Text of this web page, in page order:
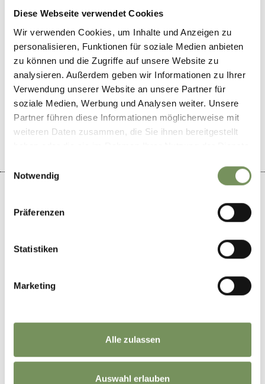
Diese Webseite verwendet Cookies
Wir verwenden Cookies, um Inhalte und Anzeigen zu
personalisieren, Funktionen für soziale Medien anbieten
zu können und die Zugriffe auf unsere Website zu
analysieren. Außerdem geben wir Informationen zu Ihrer
Verwendung unserer Website an unsere Partner für
soziale Medien, Werbung und Analysen weiter. Unsere
Partner führen diese Informationen möglicherweise mit
weiteren Daten zusammen, die Sie ihnen bereitgestellt
Notwendig
Präferenzen
Statistiken
Marketing
Alle zulassen
Auswahl erlauben
T+39 0473 967342
DID YOU FIND THIS CONTENT HELPFUL?
YES NO
−